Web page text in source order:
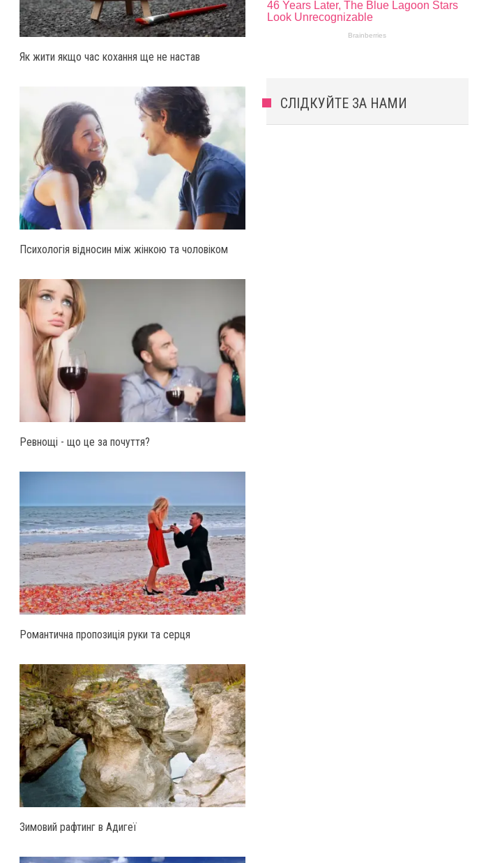
Як жити якщо час кохання ще не настав
Психологія відносин між жінкою та чоловіком
Ревнощі - що це за почуття?
Романтична пропозиція руки та серця
Зимовий рафтинг в Адигеї
СЛІДКУЙТЕ ЗА НАМИ